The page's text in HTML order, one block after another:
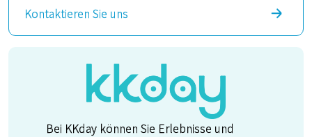
Kontaktieren Sie uns
Bei KKday können Sie Erlebnisse und